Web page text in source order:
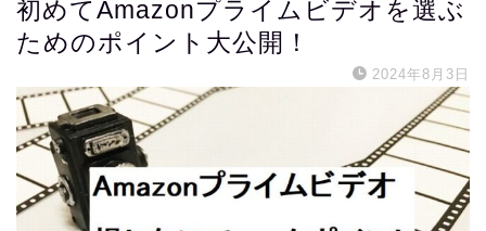
初めてAmazonプライムビデオを選ぶ
ためのポイント大公開！
2024年8月3日